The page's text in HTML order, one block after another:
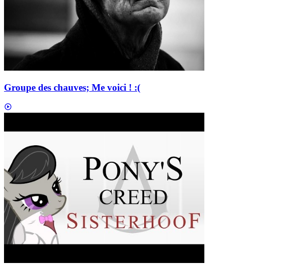
Groupe des chauves; Me voici ! :(